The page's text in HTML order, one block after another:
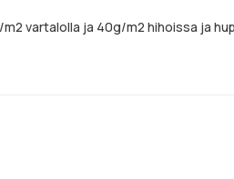
vartalolla ja 40g/m2 hihoissa ja